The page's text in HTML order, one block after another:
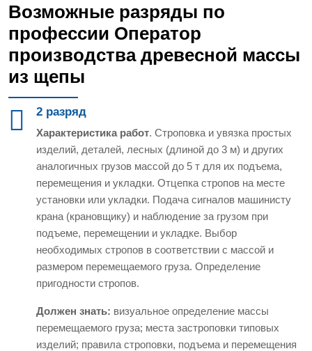
Возможные разряды по
профессии Оператор
производства древесной массы
из щепы
2 разряд
Характеристика работ. Строповка и увязка простых
изделий, деталей, лесных (длиной до 3 м) и других
аналогичных грузов массой до 5 т для их подъема,
перемещения и укладки. Отцепка стропов на месте
установки или укладки. Подача сигналов машинисту
крана (крановщику) и наблюдение за грузом при
подъеме, перемещении и укладке. Выбор
необходимых стропов в соответствии с массой и
размером перемещаемого груза. Определение
пригодности стропов.
Должен знать: визуальное определение массы
перемещаемого груза; места застроповки типовых
изделий; правила строповки, подъема и перемещения